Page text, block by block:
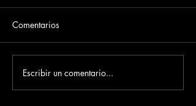
Comentarios
Escribir un comentario...